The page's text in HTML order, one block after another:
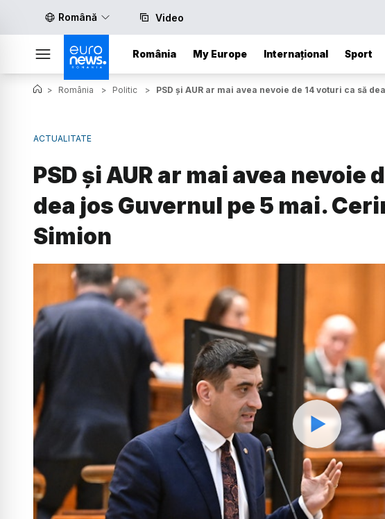
Română Video
România My Europe Internațional Sport
> România > Politic > PSD și AUR ar mai avea nevoie de 14 voturi ca să
ACTUALITATE
PSD și AUR ar mai avea nevoie
dea jos Guvernul pe 5 mai.
Simion
Watch